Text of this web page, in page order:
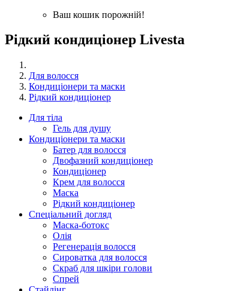
Ваш кошик порожній!
Рідкий кондиціонер Livesta
Для волосся
Кондиціонери та маски
Рідкий кондиціонер
Для тіла
Гель для душу
Кондиціонери та маски
Батер для волосся
Двофазний кондиціонер
Кондиціонер
Крем для волосся
Маска
Рідкий кондиціонер
Спеціальний догляд
Маска-ботокс
Олія
Регенерація волосся
Сироватка для волосся
Скраб для шкіри голови
Спрей